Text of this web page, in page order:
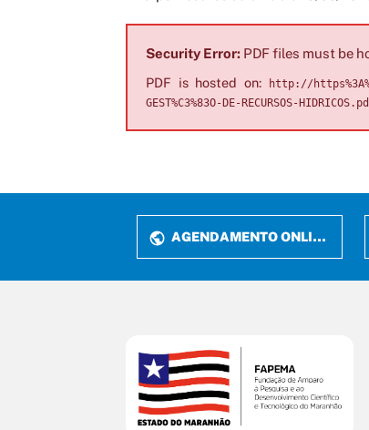
Security Error:PDF files must be
PDF is hosted on:
http://
GEST%C3%83O-DE-RECURSOS-
AGENDAMENTO ONLINE